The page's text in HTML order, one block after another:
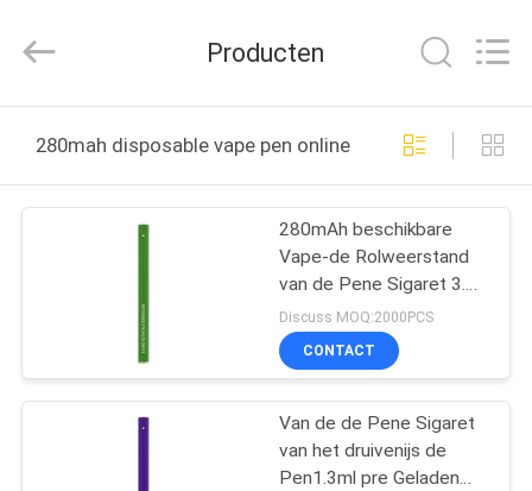
PRODUCTEN
ONGEVEER
ONS
Developed
Producten
280mah disposable vape pen online fabricage
280mAh beschikbare
Vape-de Rolweerstand
van de Pene Sigaret 3.7V
3.0Ω
Discuss MOQ:2000PCS
CONTACT
Van de de Pene Sigaret
van het druivenijs de
Pen1.3ml pre Geladen